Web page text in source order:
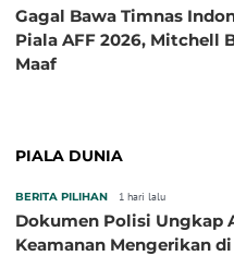
Gagal Bawa Timnas
Piala AFF 2026, Mitchell
Maaf
PIALA DUNIA
BERITA PILIHAN 1 hari lalu
Dokumen Polisi Ungkap
Keamanan Mengerikan